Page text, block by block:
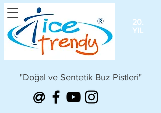
20.
YIL
@
"Doğal ve Sentetik Buz Pistleri"